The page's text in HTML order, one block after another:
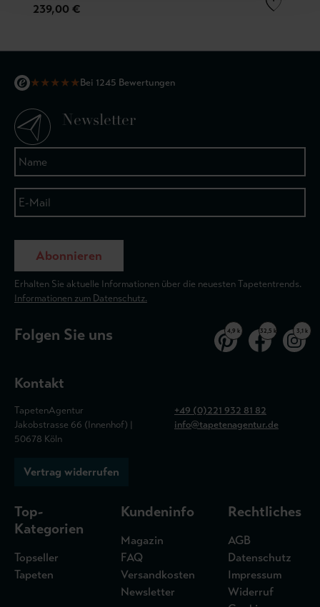
239,00 €
★★★★★Bei 1245 Bewertungen
Newsletter
Abonnieren
Erhalten Sie aktuelle Informationen über die neuesten Tapetentrends.
Informationen zum Datenschutz.
Folgen Sie uns 4,9 k 32,5 k 3,1 k
Kontakt
TapetenAgentur
Jakobstrasse 66 (Innenhof) |
50678 Köln
+49 (0)221 932 81 82
info@tapetenagentur.de
Vertrag widerrufen
Top-
Kategorien
Topseller
Tapeten
Kundeninfo
Magazin
FAQ
Versandkosten
Newsletter
Rechtliches
AGB
Datenschutz
Impressum
Widerruf